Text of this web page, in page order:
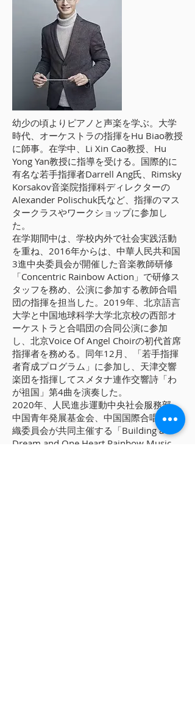
幼少の頃よりピアノと声楽を学ぶ。大学
時代、オーケストラの指揮をHu Biao教授
に師事。在学中、Li Xin Cao教授、Hu
Yong Yan教授に指導を受ける。国際的に
有名な若手指揮者Darrell Ang氏、Rimsky
Korsakov音楽院指揮科ディレクターの
Alexander Polischuk氏など、指揮のマス
タークラスやワークショップに参加し
た。
在学期間中は、学校内外で社会実践活動
を重ね、2016年からは、中華人民共和国
3進中央委員会が開催した音楽教師研修
「Concentric Rainbow Action」で研修ス
タッフを務め、公演に参加する教師合唱
団の指揮を担当した。2019年、北京語言
大学と中国地球科学大学北京校の西部オ
ーケストラと合唱団の合同公演に参加
し、北京Voice Of Angel Choirの初代首席
指揮者を務める。同年12月、「若手指揮
者育成プログラム」に参加し、天津交響
楽団を指揮してスメタナ連作交響詩「わ
が祖国」第4曲を演奏した。
2020年、人民進歩運動中央社会服務部、
中国青年発展基金会、中国国際合唱祭組
織委員会が共同主催する「Building a
Dream and One Heart Rainbow Music